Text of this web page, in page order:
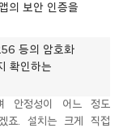
의 보안 인증을
등의 암호화
확인하는
안정성이 어느
정도
겠죠.설치는 크게 직접